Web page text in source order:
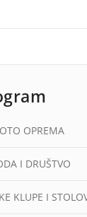
OPREMA
I DRUŠTVO
KLUPE I